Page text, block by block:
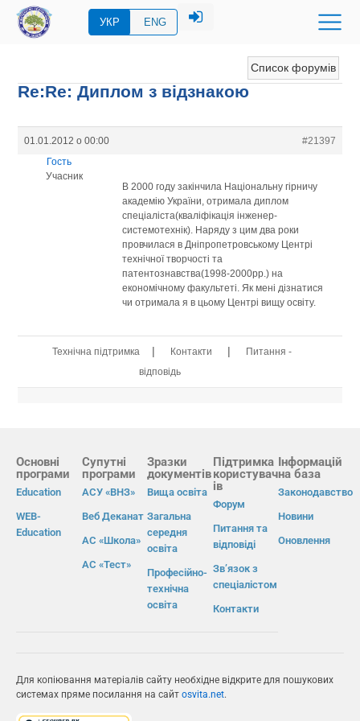
УКР ENG
Список форумів
Re:Re: Диплом з відзнакою
01.01.2012 о 00:00
#21397
Гость
Учасник
В 2000 году закінчила Національну гірничу
академію України, отримала диплом
спеціаліста(кваліфікація інженер-
системотехнік). Наряду з цим два роки
провчилася в Дніпропетровському Центрі
технічної творчості та
патентознавства(1998-2000рр.) на
економічному факультеті. Як мені дізнатися
чи отримала я в цьому Центрі вищу освіту.
Технічна підтримка | Контакти |
Питання -
відповідь
Основні
програми
Education
WEB-
Education
Супутні
програми
АСУ «ВНЗ»
Веб Деканат
АС «Школа»
АС «Тест»
Зразки
документів
Вища освіта
Загальна
середня
освіта
Професійно-
технічна
освіта
Підтримка
користувач
ів
Форум
Питання та
відповіді
Зв’язок з
спеціалістом
Контакти
Інформацій
на база
Законодавство
Новини
Оновлення
Для копіювання матеріалів сайту необхідне відкрите для пошукових
системах пряме посилання на сайт osvita.net.